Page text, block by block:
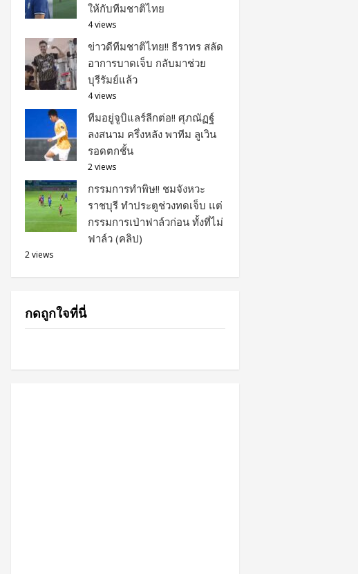
ให้กับทีมชาติไทย
4 views
ข่าวดีทีมชาติไทย!! ธีราทร สลัด
อาการบาดเจ็บ กลับมาช่วย
บุรีรัมย์แล้ว
4 views
ทีมอยู่จูบิแลร์ลีกต่อ!! ศุภณัฏฐ์
ลงสนาม ครึ่งหลัง พาทีม ลูเวิน
รอดตกชั้น
2 views
กรรมการทำพิษ!! ชมจังหวะ
ราชบุรี ทำประตูช่วงทดเจ็บ แต่
กรรมการเป่าฟาล์วก่อน ทั้งที่ไม่
ฟาล์ว (คลิป)
2 views
กดถูกใจที่นี่